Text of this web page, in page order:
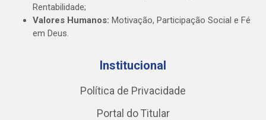
Rentabilidade;
Valores Humanos: Motivação, Participação Social e Fé
em Deus.
Institucional
Política de Privacidade
Portal do Titular